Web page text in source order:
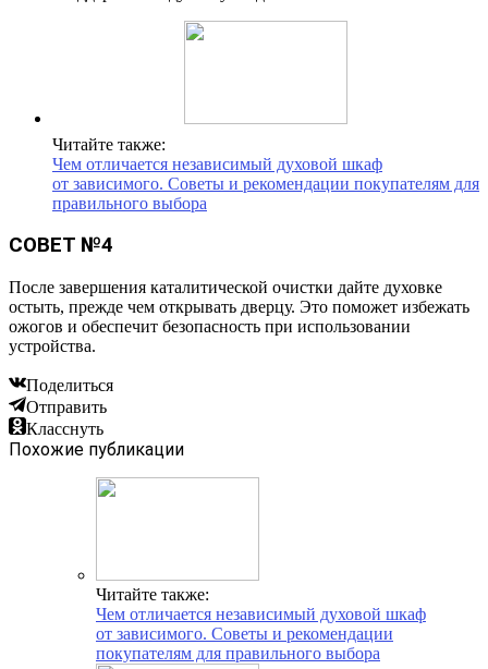
Читайте также:
Чем отличается независимый духовой шкаф
от зависимого. Советы и рекомендации покупателям для
правильного выбора
СОВЕТ №4
После завершения каталитической очистки дайте духовке
остыть, прежде чем открывать дверцу. Это поможет избежать
ожогов и обеспечит безопасность при использовании
устройства.
Поделиться
Отправить
Класснуть
Похожие публикации
Читайте также:
Чем отличается независимый духовой шкаф
от зависимого. Советы и рекомендации
покупателям для правильного выбора